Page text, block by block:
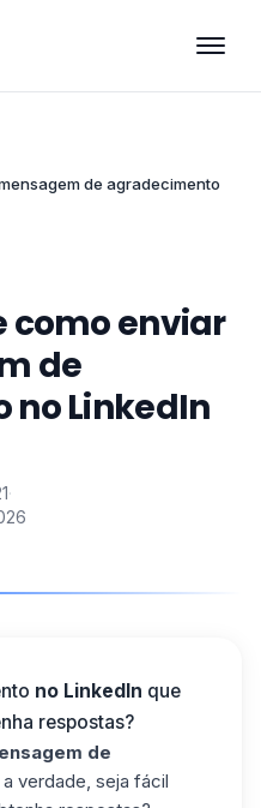
de agradecimento
como enviar
de
LinkedIn
·
no LinkedIn que
respostas?
de
verdade, seja fácil